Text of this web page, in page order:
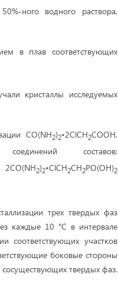
ного водного раствора,
в плав соответствующих
кристаллы исследуемых
CO(NH2)2•2ClCH2COOH,
составов:
2)2•ClCH2CH2PO(OH)2
трех твердых фаз
каждые 10 °С в интервале
соответствующих участков
боковые стороны
твердых фаз.